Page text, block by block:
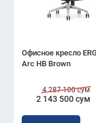
Офисное кресло
Arc HB Brown
2 143 500 сум
4 287 100 сум